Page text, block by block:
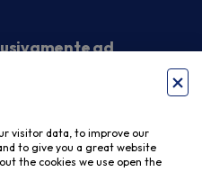
ad
visitor data, to improve our
to give you a great website
the cookies we use open the